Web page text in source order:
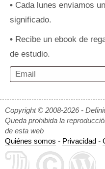
• Cada lunes enviamos
significado.
• Recibe un ebook de
de estudio.
Copyright © 2008-2026 -
Queda prohibida la
de esta web
Quiénes somos - Privacidad -